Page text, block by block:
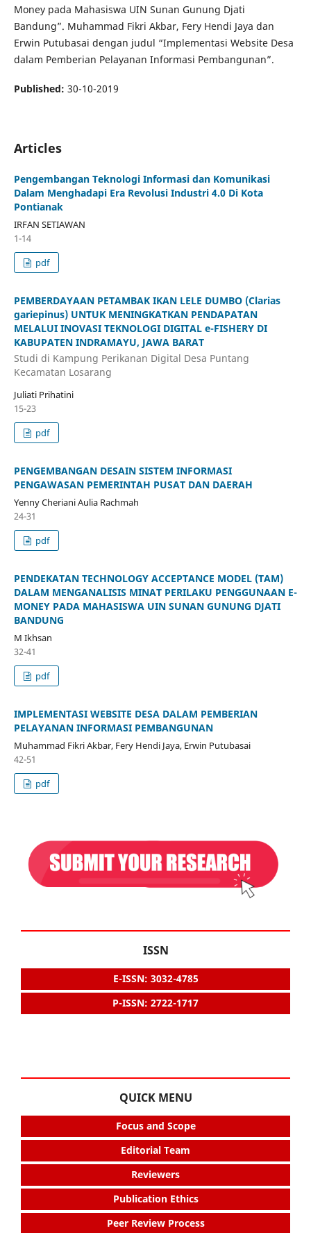
Money pada Mahasiswa UIN Sunan Gunung Djati
Bandung”. Muhammad Fikri Akbar, Fery Hendi Jaya dan
Erwin Putubasai dengan judul “Implementasi Website Desa
dalam Pemberian Pelayanan Informasi Pembangunan”.
Published: 30-10-2019
Articles
Pengembangan Teknologi Informasi dan Komunikasi
Dalam Menghadapi Era Revolusi Industri 4.0 Di Kota
Pontianak
IRFAN SETIAWAN
1-14
pdf
PEMBERDAYAAN PETAMBAK IKAN LELE DUMBO (Clarias
gariepinus) UNTUK MENINGKATKAN PENDAPATAN
MELALUI INOVASI TEKNOLOGI DIGITAL e-FISHERY DI
KABUPATEN INDRAMAYU, JAWA BARAT
Studi di Kampung Perikanan Digital Desa Puntang
Kecamatan Losarang
Juliati Prihatini
15-23
pdf
PENGEMBANGAN DESAIN SISTEM INFORMASI
PENGAWASAN PEMERINTAH PUSAT DAN DAERAH
Yenny Cheriani Aulia Rachmah
24-31
pdf
PENDEKATAN TECHNOLOGY ACCEPTANCE MODEL (TAM)
DALAM MENGANALISIS MINAT PERILAKU PENGGUNAAN E-
MONEY PADA MAHASISWA UIN SUNAN GUNUNG DJATI
BANDUNG
M Ikhsan
32-41
pdf
IMPLEMENTASI WEBSITE DESA DALAM PEMBERIAN
PELAYANAN INFORMASI PEMBANGUNAN
Muhammad Fikri Akbar, Fery Hendi Jaya, Erwin Putubasai
42-51
pdf
ISSN
E-ISSN: 3032-4785
P-ISSN: 2722-1717
QUICK MENU
Focus and Scope
Editorial Team
Reviewers
Publication Ethics
Peer Review Process